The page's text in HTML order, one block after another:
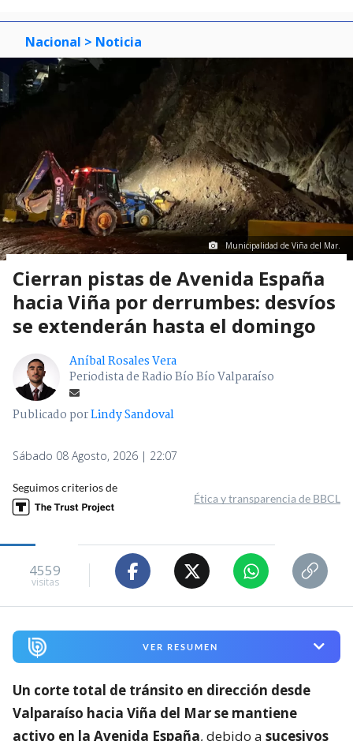
Nacional > Noticia
Municipalidad de Viña del Mar.
Cierran pistas de Avenida España
hacia Viña por derrumbes: desvíos
se extenderán hasta el domingo
Aníbal Rosales Vera
Periodista de Radio Bío Bío Valparaíso
Publicado porLindy Sandoval
Sábado 08 Agosto, 2026 | 22:07
Seguimos criterios de
Ética y transparencia de BBCL
4559
visitas
VER RESUMEN
Un corte total de tránsito en dirección desde
Valparaíso hacia Viña del Mar se mantiene
activo en la Avenida España, debido a sucesivos